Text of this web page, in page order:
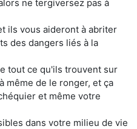
ne tergiversez pas à
ils vous aideront à abriter
des dangers liés à la
tout ce qu'ils trouvent sur
même de le ronger, et ça
et même votre
dans votre milieu de vie